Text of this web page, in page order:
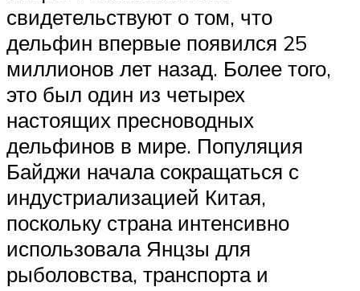
свидетельствуют о том, что
дельфин впервые появился 25
миллионов лет назад. Более того,
это был один из четырех
настоящих пресноводных
дельфинов в мире. Популяция
Байджи начала сокращаться с
индустриализацией Китая,
поскольку страна интенсивно
использовала Янцзы для
рыболовства, транспорта и